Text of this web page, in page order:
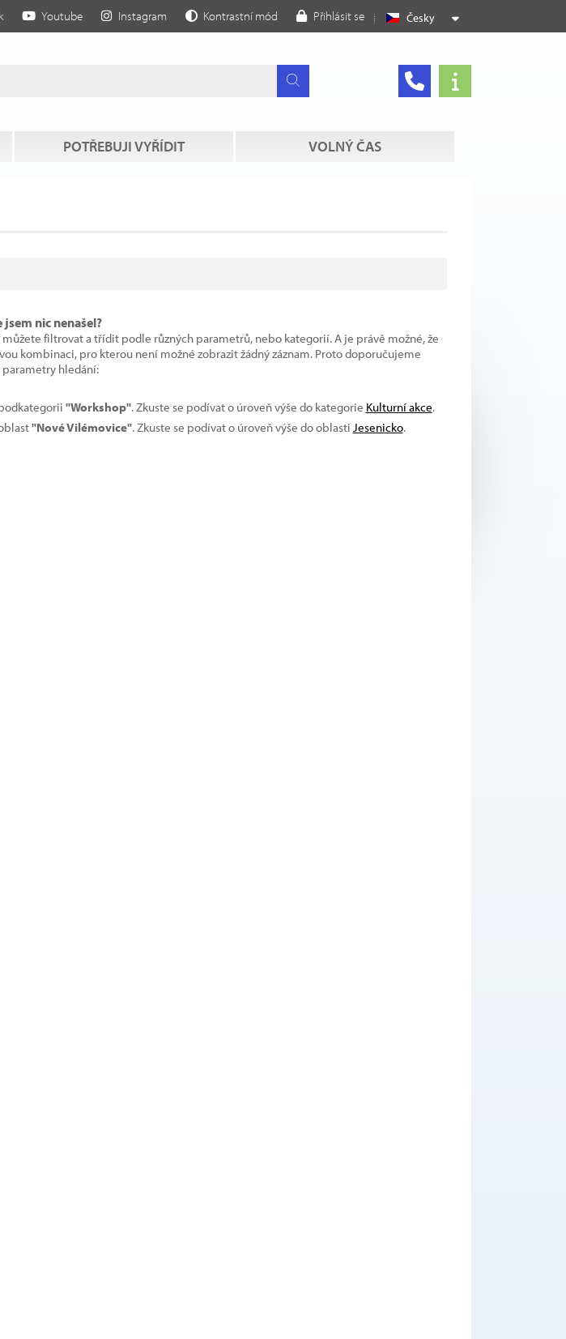
Česky
Youtube Instagram Kontrastní mód Přihlásit se
POTŘEBUJI VYŘÍDIT VOLNÝ ČAS
nic nenašel?
můžete filtrovat a třídit podle různých parametrů, nebo kategorií. A je právě možné, že
kombinaci, pro kterou není možné zobrazit žádný záznam. Proto doporučujeme
hledání:
"Workshop". Zkuste se podívat o úroveň výše do kategorie Kulturní akce.
"Nové Vilémovice". Zkuste se podívat o úroveň výše do oblasti Jesenicko.